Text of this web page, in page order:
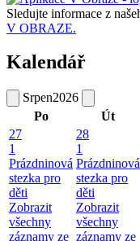
Sledujte informace z
V OBRAZE.
Kalendář
Srpen2026
Po
Út
27
1
Prázdninová
stezka pro
děti
Zobrazit
všechny
záznamy ze
28
1
Prázdninová
stezka pro
děti
Zobrazit
všechny
záznamy ze